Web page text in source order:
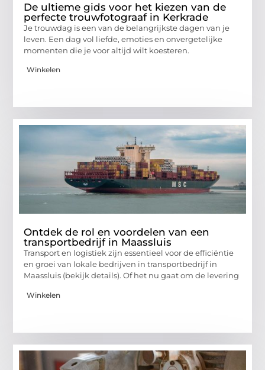
De ultieme gids voor het kiezen van de
perfecte trouwfotograaf in Kerkrade
Je trouwdag is een van de belangrijkste dagen van je
leven. Een dag vol liefde, emoties en onvergetelijke
momenten die je voor altijd wilt koesteren.
Winkelen
Ontdek de rol en voordelen van een
transportbedrijf in Maassluis
Transport en logistiek zijn essentieel voor de efficiëntie
en groei van lokale bedrijven in transportbedrijf in
Maassluis (bekijk details). Of het nu gaat om de levering
Winkelen